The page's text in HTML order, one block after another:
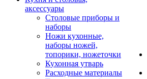
аксессуары
Столовые приборы и
наборы
Ножи кухонные,
наборы ножей,
топорики, ножеточки
Кухонная утварь
Расходные материалы